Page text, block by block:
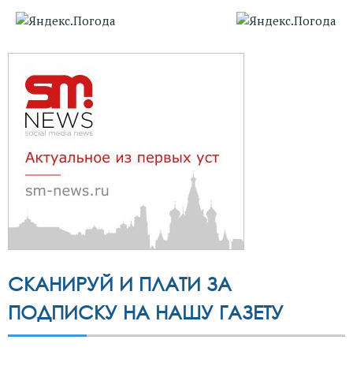
СКАНИРУЙ И ПЛАТИ ЗА
ПОДПИСКУ НА НАШУ ГАЗЕТУ